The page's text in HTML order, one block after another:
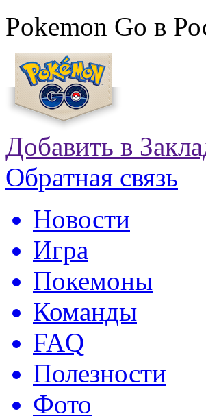
Pokemon Go в
Добавить в
Обратная связь
Новости
Игра
Покемоны
Команды
FAQ
Полезности
Фото